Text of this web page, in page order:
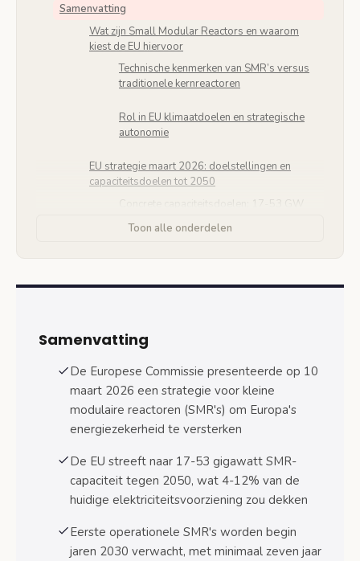
Samenvatting
Wat zijn Small Modular Reactors en waarom
kiest de EU hiervoor
Technische kenmerken van SMR’s versus
traditionele kernreactoren
Rol in EU klimaatdoelen en strategische
autonomie
EU strategie maart 2026: doelstellingen en
capaciteitsdoelen tot 2050
Concrete capaciteitsdoelen: 17-53 GW
€75 miljard financiering voor schone
Kostenvergelijking met traditionele
kernreactoren
Nederlandse positie en belangen in SMR-
ontwikkeling
Nederlandse kernenergiestrategie en
SMR-plannen
Economische kansen en uitdagingen voor
Nederland
Toon alle onderdelen
Samenvatting
De Europese Commissie presenteerde op 10
maart 2026 een strategie voor kleine
modulaire reactoren (SMR's) om Europa's
energiezekerheid te versterken
De EU streeft naar 17-53 gigawatt SMR-
capaciteit tegen 2050, wat 4-12% van de
huidige elektriciteitsvoorziening zou dekken
Eerste operationele SMR's worden begin
jaren 2030 verwacht, met minimaal zeven jaar